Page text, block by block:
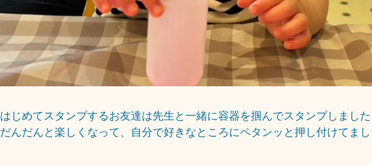
はじめてスタンプするお友達は先生と一緒に容器を掴んでスタンプしました
だんだんと楽しくなって、自分で好きなところにペタンッと押し付けてまし